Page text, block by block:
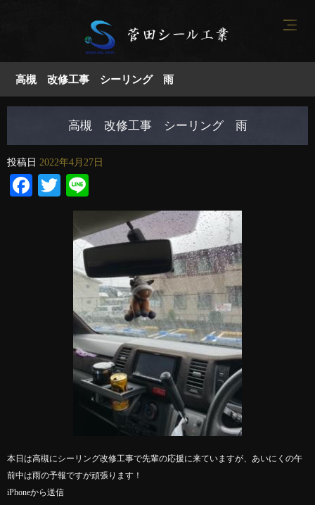
高槻 改修工事 シーリング 雨
高槻 改修工事 シーリング 雨
投稿日 2022年4月27日
Facebook
Twitter
本日は高槻にシーリング改修工事で先輩の応援に来ていますが、あいにくの午
前中は雨の予報ですが頑張ります！
iPhoneから送信